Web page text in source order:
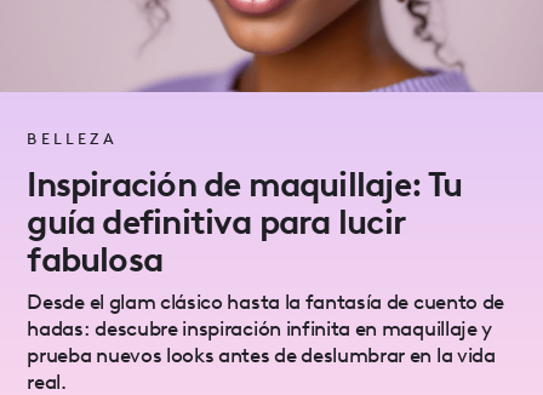
BELLEZA
Inspiración de maquillaje: Tu
guía definitiva para lucir
fabulosa
Desde el glam clásico hasta la fantasía de cuento de
hadas: descubre inspiración infinita en maquillaje y
prueba nuevos looks antes de deslumbrar en la vida
real.